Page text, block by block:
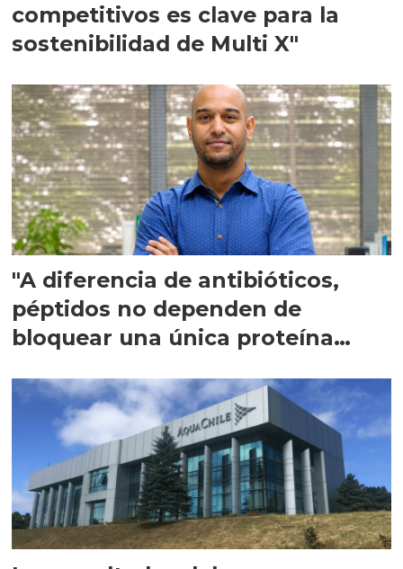
competitivos es clave para la
sostenibilidad de Multi X"
"A diferencia de antibióticos,
péptidos no dependen de
bloquear una única proteína